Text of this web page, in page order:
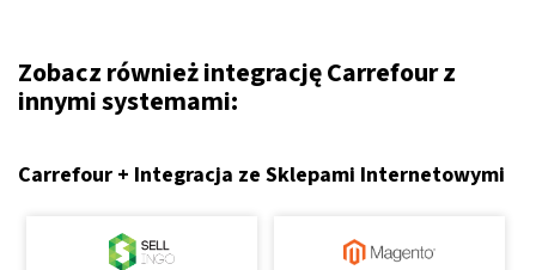
Zobacz również integrację Carrefour z
innymi systemami:
Carrefour + Integracja ze Sklepami Internetowymi